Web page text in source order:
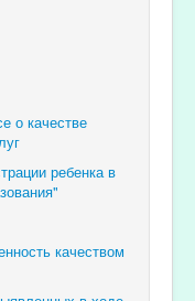
о качестве
ребенка в
качеством